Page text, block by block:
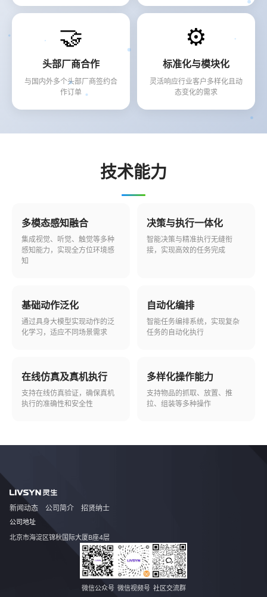
🤝
头部厂商合作
与国内外多个头部厂商签约合
作订单
⚙️
标准化与模块化
灵活响应行业客户多样化且动
态变化的需求
技术能力
多模态感知融合
集成视觉、听觉、触觉等多种
感知能力，实现全方位环境感
知
决策与执行一体化
智能决策与精准执行无缝衔
接，实现高效的任务完成
基础动作泛化
通过具身大模型实现动作的泛
化学习，适应不同场景需求
自动化编排
智能任务编排系统，实现复杂
任务的自动化执行
在线仿真及真机执行
支持在线仿真验证，确保真机
执行的准确性和安全性
多样化操作能力
支持物品的抓取、放置、推
拉、组装等多种操作
新闻动态 公司简介 招贤纳士
公司地址
北京市海淀区锦秋国际大厦B座4层
微信公众号 微信视频号 社区交流群